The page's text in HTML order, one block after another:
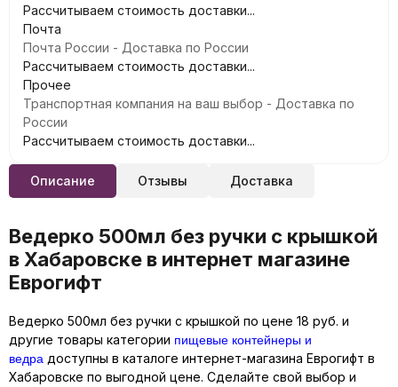
Рассчитываем стоимость доставки...
Почта
Почта России - Доставка по России
Рассчитываем стоимость доставки...
Прочее
Транспортная компания на ваш выбор - Доставка по
России
Рассчитываем стоимость доставки...
Описание Отзывы Доставка
Ведерко 500мл без ручки с крышкой
в Хабаровске в интернет магазине
Еврогифт
Ведерко 500мл без ручки с крышкой по цене 18 руб. и
другие товары категории пищевые контейнеры и
ведра доступны в каталоге интернет-магазина Еврогифт в
Хабаровске по выгодной цене. Сделайте свой выбор и